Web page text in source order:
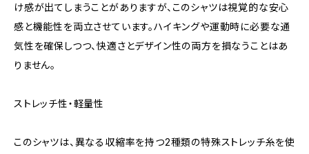
け感が出てしまうことがありますが、このシャツは視覚的な安心
感と機能性を両立させています。ハイキングや運動時に必要な通
気性を確保しつつ、快適さとデザイン性の両方を損なうことはあ
りません。
ストレッチ性・軽量性
このシャツは、異なる収縮率を持つ2種類の特殊ストレッチ糸を使